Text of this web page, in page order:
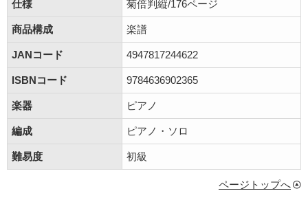
仕様 菊倍判縦/176ページ
商品構成 楽譜
JANコード 4947817244622
ISBNコード 9784636902365
楽器 ピアノ
編成 ピアノ・ソロ
難易度 初級
ページトップへ